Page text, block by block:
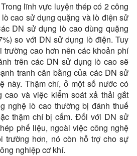
lĩnh vực luyện thép có 2 công
cao sử dụng quặng và lò điện sử
DN sử dụng lò cao dùng quặng
so với DN sử dụng lò điện. Tuy
trường cao hơn nên các khoản phí
trên các DN sử dụng lò cao sẽ
tranh cân bằng của các DN sử
này. Thậm chí, ở một số nước có
cao và việc kiểm soát xả thải gắt
nghệ lò cao thường bị đánh thuế
thậm chí bị cấm. Đối với DN sử
phế liệu, ngoài việc công nghệ
trường hơn, nó còn hỗ trợ cho sự
nghiệp cơ khí.